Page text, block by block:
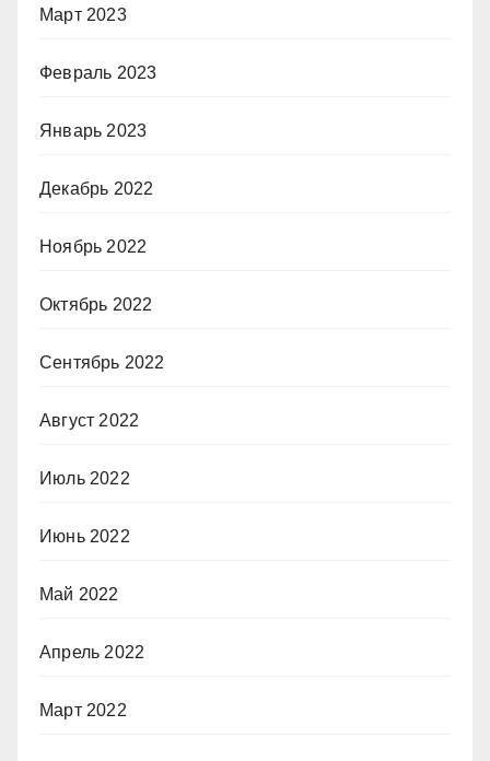
Март 2023
Февраль 2023
Январь 2023
Декабрь 2022
Ноябрь 2022
Октябрь 2022
Сентябрь 2022
Август 2022
Июль 2022
Июнь 2022
Май 2022
Апрель 2022
Март 2022